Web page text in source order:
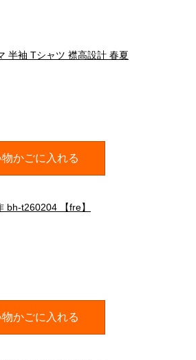
半袖 Tシャツ 襟高設計 春夏
物かごに入れる
bh-t260204 【fre】
物かごに入れる